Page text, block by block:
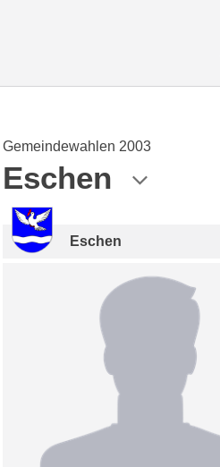
Gemeindewahlen 2003
Eschen
Eschen